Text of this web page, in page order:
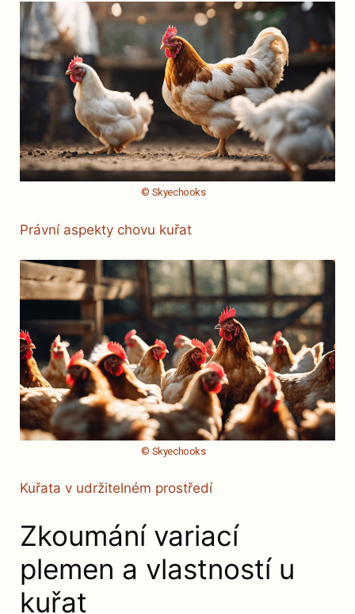
© Skyechooks
Právní aspekty chovu kuřat
© Skyechooks
Kuřata v udržitelném prostředí
Zkoumání variací
plemen a vlastností u
kuřat